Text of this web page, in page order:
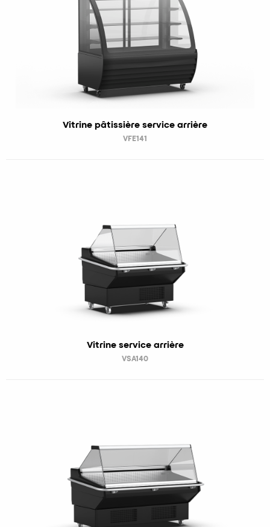
Vitrine pâtissière service arrière
VFE141
Vitrine service arrière
VSA140